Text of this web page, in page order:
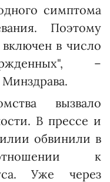
симптома
Поэтому
в число
–
вызвало
В прессе и
обвинили в
отношении к
Уже через